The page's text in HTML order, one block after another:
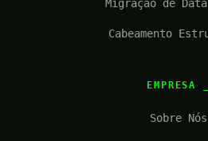
Migração de
Cabeamento
EMPRESA
Sobre Nós